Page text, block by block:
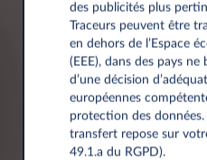
Adresse
Code postal*
des publicités plus
Traceurs peuvent être
en dehors de l’Espace
(EEE), dans des pays
d’une décision
européennes
protection des données.
transfert repose sur
49.1.a du RGPD).